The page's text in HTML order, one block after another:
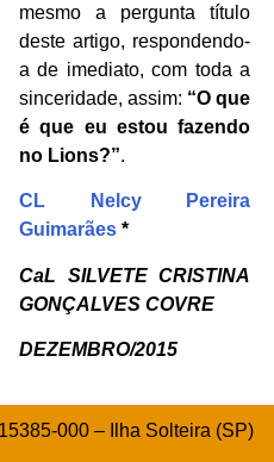
mesmo a pergunta título
deste artigo, respondendo-
a de imediato, com toda a
sinceridade, assim: “O que
é que eu estou fazendo
no Lions?”.
CL Nelcy Pereira
Guimarães *
CaL SILVETE CRISTINA
GONÇALVES COVRE
DEZEMBRO/2015
000 – Ilha Solteira (SP)